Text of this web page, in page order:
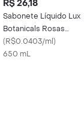
R$ 26,18
Sabonete Líquido Lux
Botanicals Rosas
Francesas 650ml
(R$0.0403/ml)
650 mL